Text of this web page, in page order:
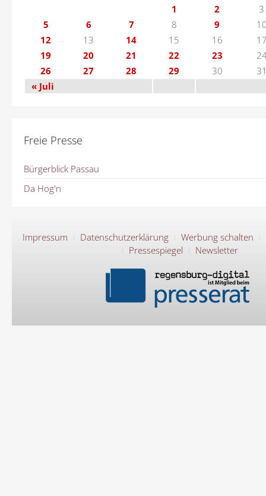
1 2
3
5
6 7 8 9
12
13 14 15 16
19
20 21 22 23
26
27 28 29 30
« Juli
Freie Presse
Bürgerblick Passau
Da Hog'n
Impressum Datenschutzerklärung
Werbung schalten
Pressespiegel
Newsletter